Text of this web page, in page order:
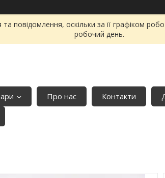
повідомлення, оскільки за її графіком
робочий день.
Про нас Контакти